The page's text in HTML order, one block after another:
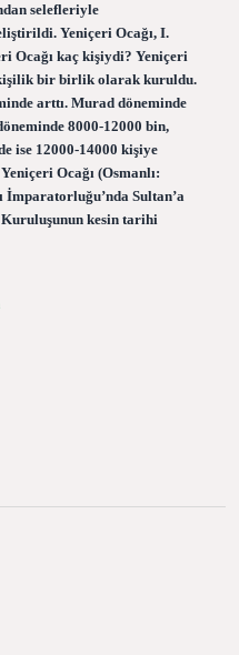
selefleriyle
Yeniçeri Ocağı, I.
Ocağı kaç kişiydi? Yeniçeri
bir birlik olarak kuruldu.
arttı. Murad döneminde
8000-12000 bin,
ise 12000-14000 kişiye
Ocağı (Osmanlı:
kesin tarihi